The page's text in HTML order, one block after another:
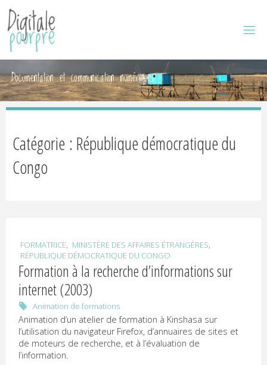
GI
T
A
L
O
U
R
P
R
Documentation et communication numériques
Catégorie : République démocratique du
Congo
FORMATRICE, MINISTÈRE DES AFFAIRES ÉTRANGÈRES,
RÉPUBLIQUE DÉMOCRATIQUE DU CONGO
Formation à la recherche d’informations sur
internet (2003)
Animation de formations
Animation d’un atelier de formation à Kinshasa sur
l’utilisation du navigateur Firefox, d’annuaires de sites et
de moteurs de recherche, et à l’évaluation de
l’information.